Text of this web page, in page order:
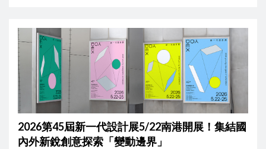
2026第45屆新一代設計展5/22南港開展！集結國
內外新銳創意探索「變動邊界」